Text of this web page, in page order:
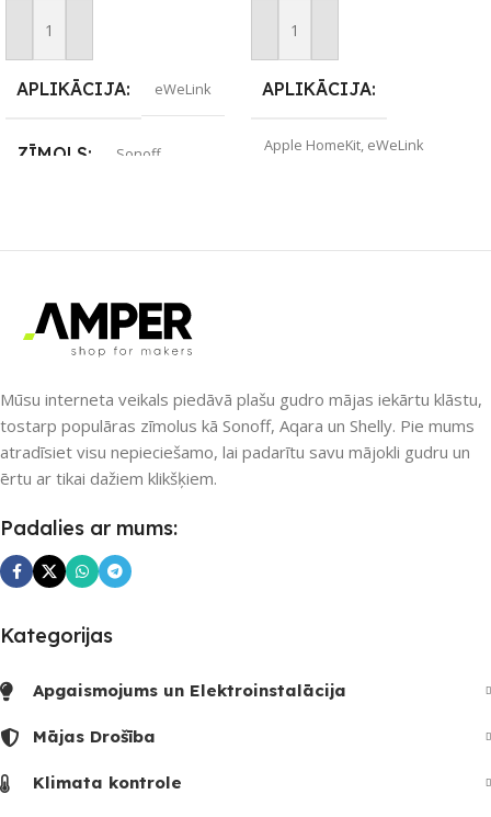
Pievienot Grozam
APLIKĀCIJA eWeLink
ZĪMOLS Sonoff
PIEEJAMS UZREIZ
Nē
UZREIZ PIEEJAMAIS
SKAITS
Pievienot Grozam
APLIKĀCIJA
Apple HomeKit, eWeLink
Nē
UZREIZ PIEEJAMAIS
Mūsu interneta veikals piedāvā plašu gudro mājas iekārtu klāstu,
tostarp populāras zīmolus kā Sonoff, Aqara un Shelly. Pie mums
atradīsiet visu nepieciešamo, lai padarītu savu mājokli gudru un
ērtu ar tikai dažiem klikšķiem.
Padalies ar mums:
Kategorijas
Apgaismojums un Elektroinstalācija
Mājas Drošība
Klimata kontrole